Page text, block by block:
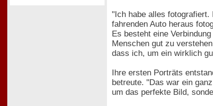
"Ich habe alles fotografiert.
fahrenden Auto heraus
Es besteht eine
Menschen gut zu
dass ich, um ein wirklich
Ihre ersten Porträts
betreute. "Das war ein
um das perfekte Bild,